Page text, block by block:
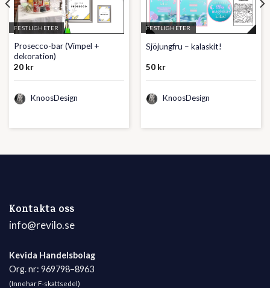
FESTLIGHETER
Prosecco-bar (Vimpel +
dekoration)
20 kr
KnoosDesign
FESTLIGHETER
Sjöjungfru – kalaskit!
50 kr
KnoosDesign
Kontakta oss
info@revilo.se
Kevida Handelsbolag
Org. nr: 969798–8963
(Innehar F-skattsedel)